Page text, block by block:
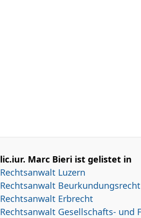
lic.iur. Marc Bieri ist gelistet in
Rechtsanwalt Luzern
Rechtsanwalt Beurkundungsrecht
Rechtsanwalt Erbrecht
Rechtsanwalt Gesellschafts- und